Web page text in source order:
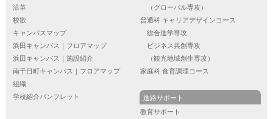
沿革
校歌
キャンパスマップ
浜田キャンパス｜フロアマップ
浜田キャンパス｜施設紹介
南千日町キャンパス｜フロアマップ
組織
学校紹介パンフレット
（グローバル専攻）
普通科 キャリアデザインコース
総合進学専攻
ビジネス共創専攻
（観光地域創生専攻）
家庭科 食育調理コース
進路サポート
教育サポート